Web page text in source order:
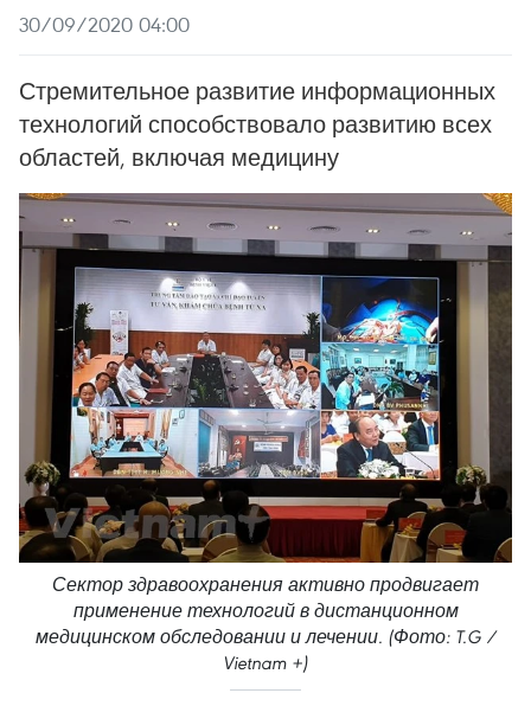
30/09/2020 04:00
Стремительное развитие информационных
технологий способствовало развитию всех
областей, включая медицину
Сектор здравоохранения активно продвигает
применение технологий в дистанционном
медицинском обследовании и лечении. (Фото: T.G /
Vietnam +)